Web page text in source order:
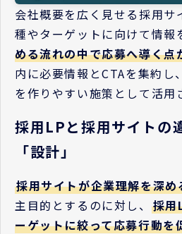
会社概要を広く見せる採用サ
種やターゲットに向けて情報
める流れの中で応募へ導く点
内に必要情報とCTAを集約し
を作りやすい施策として活用
採用LPと採用サイトの
「設計」
採用サイトが企業理解を深
主目的とするのに対し、 採用
ーゲットに絞って応募行動を